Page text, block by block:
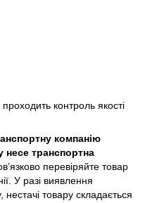
контроль якості
компанію
несе транспортна
перевіряйте товар
У разі виявлення
товару складається